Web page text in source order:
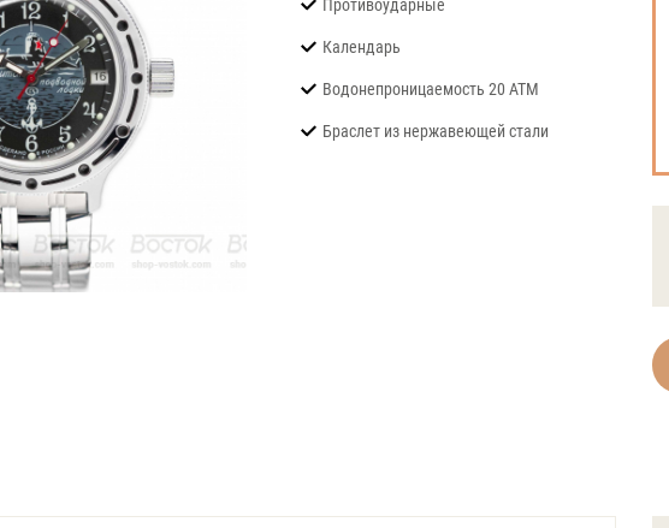
Противоударные
Календарь
Водонепроницаемость 20 АТМ
Браслет из нержавеющей стали